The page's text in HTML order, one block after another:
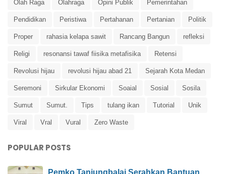
Olah Raga Olahraga Opini Publik Pemerintahan
Pendidikan Peristiwa Pertahanan Pertanian Politik
Proper rahasia kelapa sawit Rancang Bangun refleksi
Religi resonansi tawaf fiisika metafisika Retensi
Revolusi hijau revolusi hijau abad 21 Sejarah Kota Medan
Seremoni Sirkular Ekonomi Soaial Sosial Sosila
Sumut Sumut. Tips tulang ikan Tutorial Unik
Viral Vral Vural Zero Waste
POPULAR POSTS
Pemko Tanjungbalai Serahkan Bantuan